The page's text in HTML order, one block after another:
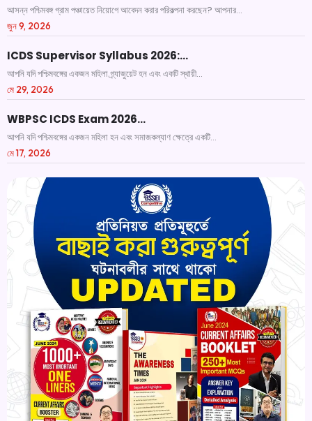
আসন্ন পশ্চিমবঙ্গ গ্রাম পঞ্চায়েত নিয়োগে আবেদন করার পরিকল্পনা করছেন? আপনার...
জুন 9, 2026
ICDS Supervisor Syllabus 2026:…
আপনি যদি পশ্চিমবঙ্গের একজন মহিলা গ্র্যাজুয়েট হন এবং একটি স্থায়ী...
মে 29, 2026
WBPSC ICDS Exam 2026…
আপনি যদি পশ্চিমবঙ্গের একজন মহিলা হন এবং সমাজকল্যাণ ক্ষেত্রে একটি...
মে 17, 2026